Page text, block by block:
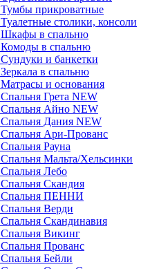
Тумбы прикроватные
Туалетные столики, консоли
Шкафы в спальню
Комоды в спальню
Сундуки и банкетки
Зеркала в спальню
Матрасы и основания
Спальня Грета NEW
Спальня Айно NEW
Спальня Дания NEW
Спальня Ари-Прованс
Спальня Рауна
Спальня Мальта/Хельсинки
Спальня Лебо
Спальня Скандия
Спальня ПЕННИ
Спальня Верди
Спальня Скандинавия
Спальня Викинг
Спальня Прованс
Спальня Бейли